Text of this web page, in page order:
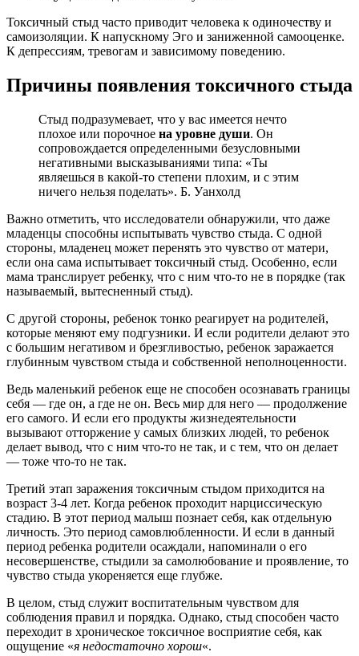
Токсичный стыд часто приводит человека к одиночеству и
самоизоляции. К напускному Эго и заниженной самооценке.
К депрессиям, тревогам и зависимому поведению.
Причины появления токсичного стыда
Стыд подразумевает, что у вас имеется нечто
плохое или порочное на уровне души. Он
сопровождается определенными безусловными
негативными высказываниями типа: «Ты
являешься в какой-то степени плохим, и с этим
ничего нельзя поделать». Б. Уанхолд
Важно отметить, что исследователи обнаружили, что даже
младенцы способны испытывать чувство стыда. С одной
стороны, младенец может перенять это чувство от матери,
если она сама испытывает токсичный стыд. Особенно, если
мама транслирует ребенку, что с ним что-то не в порядке (так
называемый, вытесненный стыд).
С другой стороны, ребенок тонко реагирует на родителей,
которые меняют ему подгузники. И если родители делают это
с большим негативом и брезгливостью, ребенок заражается
глубинным чувством стыда и собственной неполноценности.
Ведь маленький ребенок еще не способен осознавать границы
себя — где он, а где не он. Весь мир для него — продолжение
его самого. И если его продукты жизнедеятельности
вызывают отторжение у самых близких людей, то ребенок
делает вывод, что с ним что-то не так, и с тем, что он делает
— тоже что-то не так.
Третий этап заражения токсичным стыдом приходится на
возраст 3-4 лет. Когда ребенок проходит нарциссическую
стадию. В этот период малыш познает себя, как отдельную
личность. Это период самовлюбленности. И если в данный
период ребенка родители осаждали, напоминали о его
несовершенстве, стыдили за самолюбование и проявление, то
чувство стыда укореняется еще глубже.
В целом, стыд служит воспитательным чувством для
соблюдения правил и порядка. Однако, стыд способен часто
переходит в хроническое токсичное восприятие себя, как
ощущение «я недостаточно хорош«.